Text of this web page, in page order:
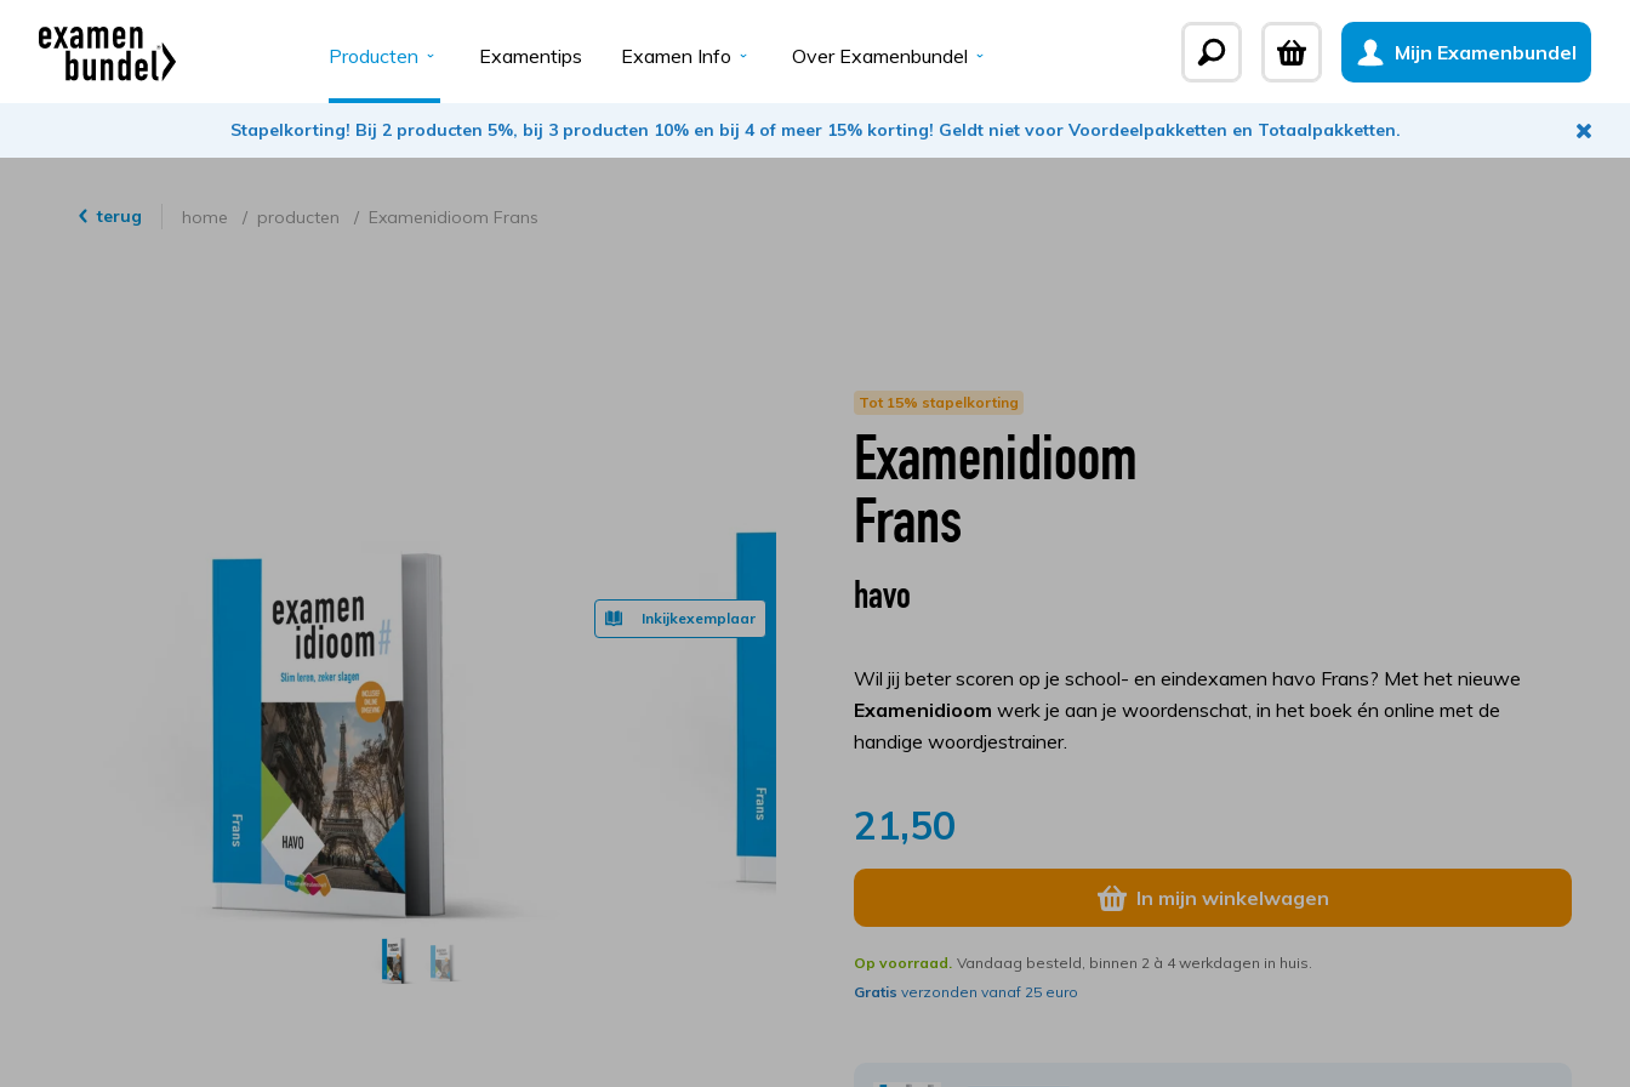
Producten Examentips Examen Info Over Examenbundel Mijn Examenbundel
Stapelkorting! Bij 2 producten 5%, bij 3 producten 10% en bij 4 of meer 15% korting! Geldt niet voor Voordeelpakketten en Totaalpakketten.
terug home producten Examenidioom Frans
Inkijkexemplaar
Tot 15% stapelkorting
Examenidioom
Frans
havo
Wil jij beter scoren op je school- en eindexamen havo Frans? Met het nieuwe
Examenidioom werk je aan je woordenschat, in het boek én online met de
handige woordjestrainer.
21,50
Op voorraad. Vandaag besteld, binnen 2 à 4 werkdagen in huis.
Gratis verzonden vanaf 25 euro
In mijn winkelwagen